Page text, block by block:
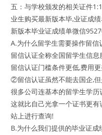
五：与学校颁发的相关证件
业生购买最新版本毕,业证成
新版本毕业证成绩单微信
A.为什么留学生需要操作留信
留信认证全称全国留学生信
留信认证门槛条件更低,费用
②留信认证虽然不能去国企,
很多公司连基本的留学生学
这就比自己光拿一个证书更
站上进行查询!
B.为什么我们提供的毕业证成